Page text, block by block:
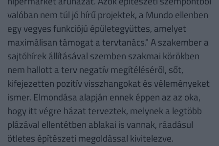
valóban nem túl jó hírű projektek, a Mundo ellenben
egy vegyes funkciójú épületegyüttes, amelyet
maximálisan támogat a tervtanács." A szakember a
sajtóhírek állításával szemben szakmai körökben
nem hallott a terv negatív megítéléséről, sőt,
kifejezetten pozitív visszhangokat és véleményeket
ismer. Elmondása alapján ennek éppen az az oka,
hogy itt végre házat terveztek, melynek a legtöbb
plázával ellentétben ablakai is vannak, ráadásul
ötletes építészeti megoldással kivitelezve.